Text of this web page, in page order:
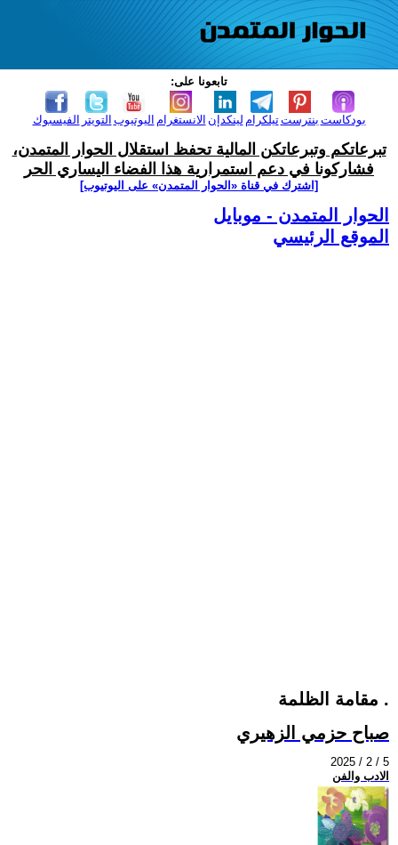
تابعونا على:
الفيسبوك التويتر اليوتيوب الانستغرام لينكدإن تيلكرامبنترست بودكاست
تبرعاتكم وتبرعاتكن المالية تحفظ استقلال الحوار المتمدن،
فشاركونا في دعم استمرارية هذا الفضاء اليساري الحر
[اشترك في قناة ‫«الحوار المتمدن» على اليوتيوب]
الحوار المتمدن - موبايل
الموقع الرئيسي
مقامة الظلمة .
صباح حزمي الزهيري
2025 / 2 / 5
الادب والفن